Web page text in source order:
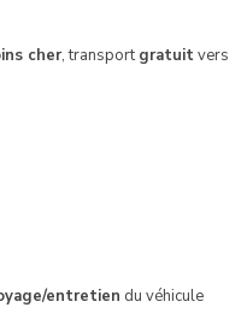
cher, transport gratuitvers
entretien du véhicule